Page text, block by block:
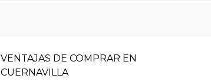
VENTAJAS DE COMPRAR EN
CUERNAVILLA